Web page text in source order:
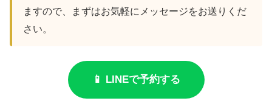
ますので、まずはお気軽にメッセージをお送りくだ
さい。
📱 LINEで予約する